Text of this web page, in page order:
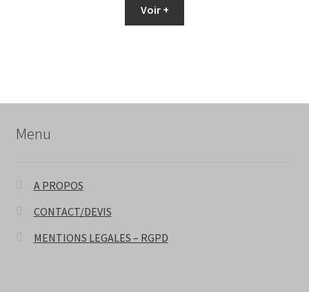
Voir +
Menu
A PROPOS
CONTACT/DEVIS
MENTIONS LEGALES – RGPD